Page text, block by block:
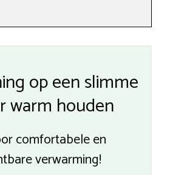
op een slimme
warm houden
comfortabele en
verwarming!